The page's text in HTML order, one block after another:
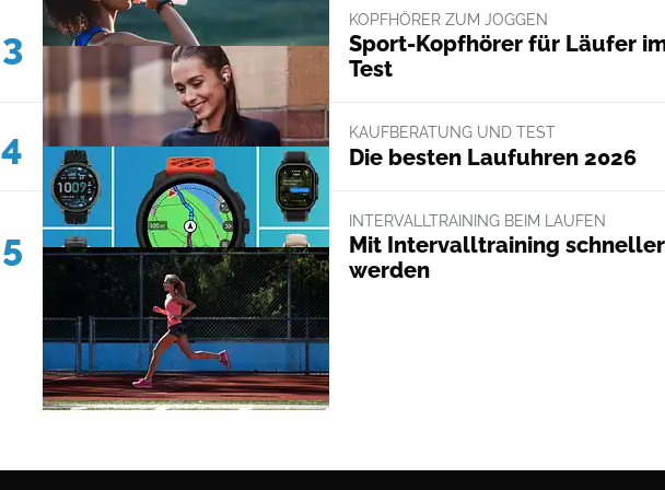
3
KOPFHÖRER ZUM JOGGEN
Sport-Kopfhörer für Läufer
Test
4 KAUFBERATUNG UND TEST
Die besten Laufuhren 2026
5
INTERVALLTRAINING BEIM LAUFEN
Mit Intervalltraining schneller
werden